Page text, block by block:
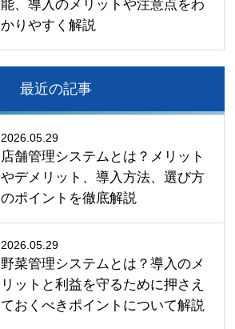
能、導入のメリットや注意点をわ
かりやすく解説
最近の記事
2026.05.29
店舗管理システムとは？メリット
やデメリット、導入方法、選び方
のポイントを徹底解説
2026.05.29
野菜管理システムとは？導入のメ
リットと利益を守るために押さえ
ておくべきポイントについて解説